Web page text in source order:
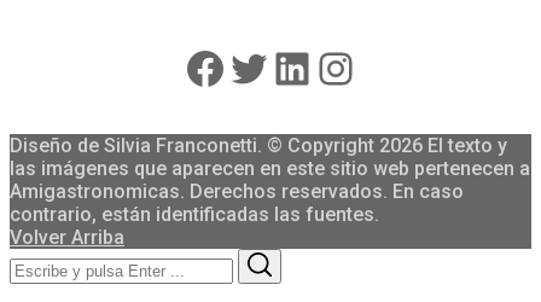
Facebook
Twitter
LinkedIn
Instagram
Diseño de Silvia Franconetti. © Copyright 2026 El texto y
las imágenes que aparecen en este sitio web pertenecen a
Amigastronomicas. Derechos reservados. En caso
contrario, están identificadas las fuentes.
Volver Arriba
Search
for: